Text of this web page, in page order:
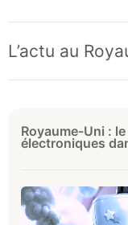
L’actu au
Royaume-Uni :
électroniques